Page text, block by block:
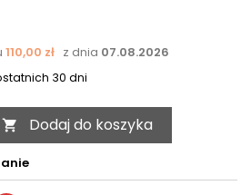
110,00 zł z dnia 07.08.2026
30 dni
 Dodaj do koszyka